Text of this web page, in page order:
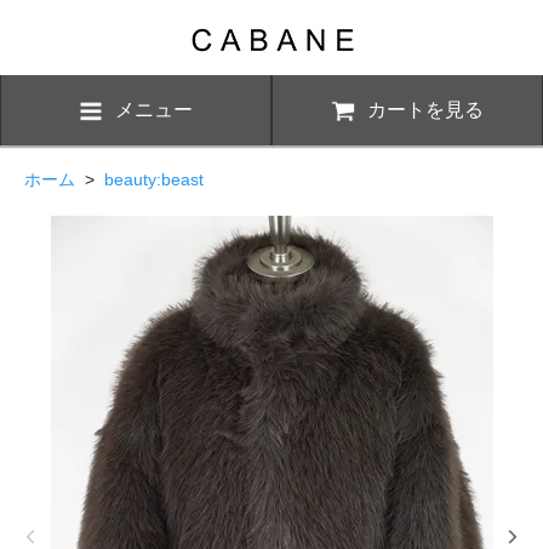
メニュー カートを見る
ホーム > beauty:beast